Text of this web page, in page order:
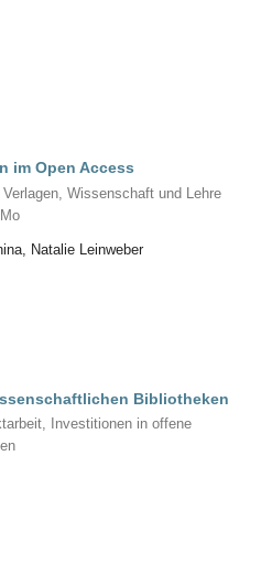
im Open Access
Wissenschaft und Lehre
Natalie Leinweber
Bibliotheken
Investitionen in offene